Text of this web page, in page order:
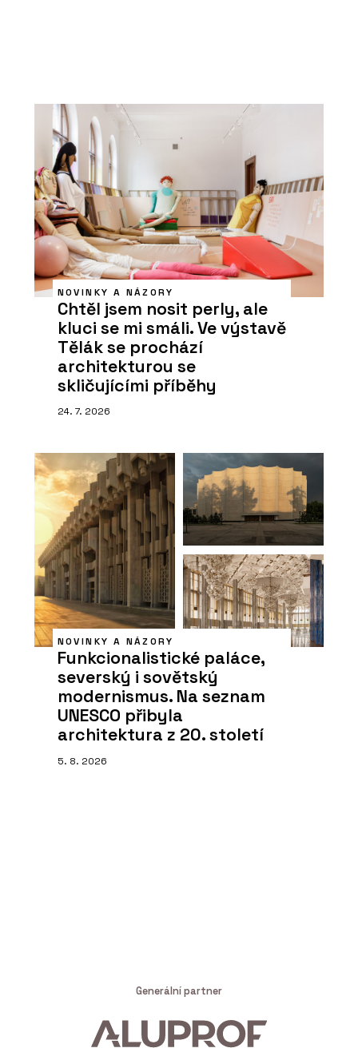
NOVINKY A NÁZORY
Chtěl jsem nosit perly, ale
kluci se mi smáli. Ve výstavě
Tělák se prochází
architekturou se
skličujícími příběhy
24. 7. 2026
NOVINKY A NÁZORY
Funkcionalistické paláce,
severský i sovětský
modernismus. Na seznam
UNESCO přibyla
architektura z 20. století
5. 8. 2026
Generální partner